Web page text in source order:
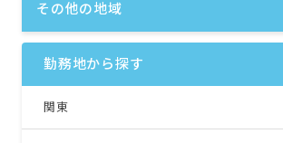
その他の地域
勤務地から探す
関東